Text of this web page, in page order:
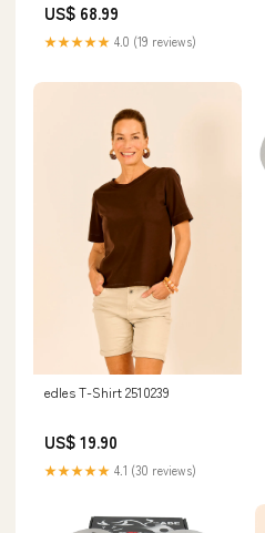
6J Cromaz
US$ 68.99
★★★★★ 4.0 (19 reviews)
edles T-Shirt 2510239
US$ 19.90
★★★★★ 4.1 (30 reviews)